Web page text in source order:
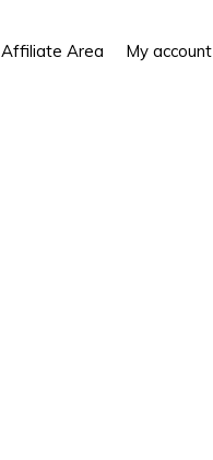
Affiliate Area My account